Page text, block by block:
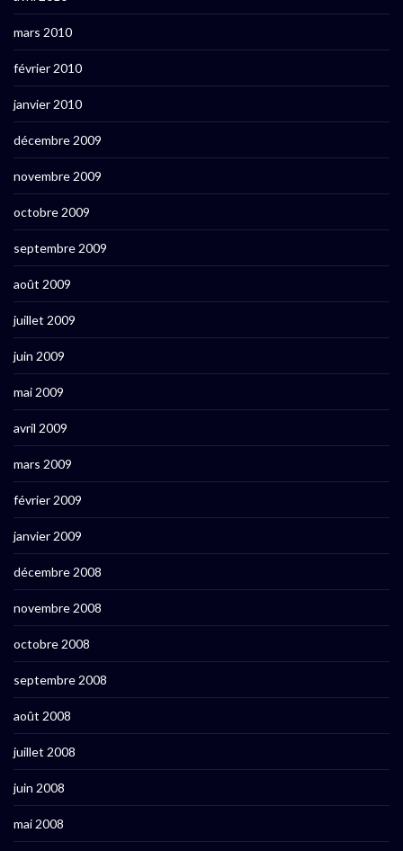
mars 2010
février 2010
janvier 2010
décembre 2009
novembre 2009
octobre 2009
septembre 2009
août 2009
juillet 2009
juin 2009
mai 2009
avril 2009
mars 2009
février 2009
janvier 2009
décembre 2008
novembre 2008
octobre 2008
septembre 2008
août 2008
juillet 2008
juin 2008
mai 2008